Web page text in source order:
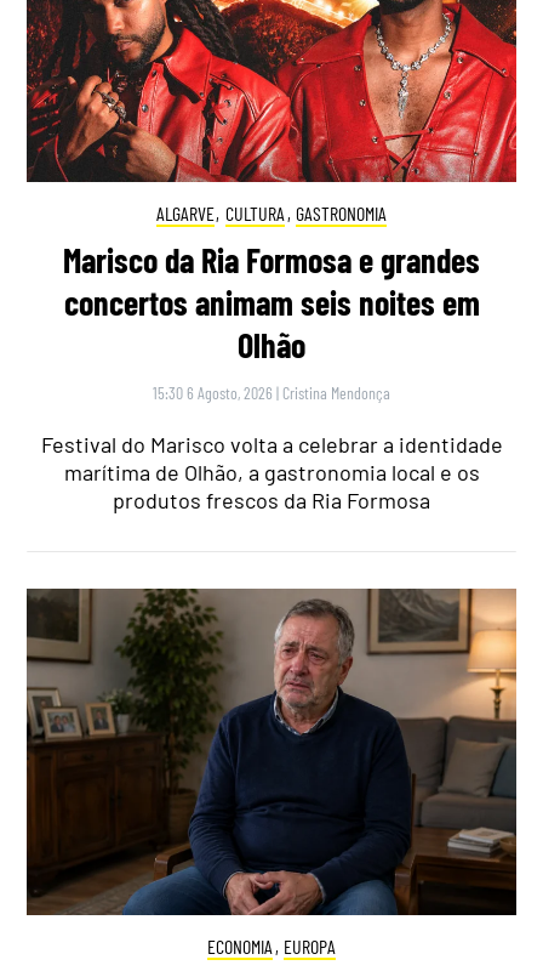
ALGARVE, CULTURA , GASTRONOMIA
Marisco da Ria Formosa e grandes
concertos animam seis noites em
Olhão
15:30 6 Agosto, 2026 | Cristina Mendonça
Festival do Marisco volta a celebrar a identidade
marítima de Olhão, a gastronomia local e os
produtos frescos da Ria Formosa
ECONOMIA , EUROPA